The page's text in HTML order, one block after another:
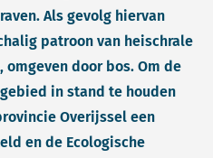
Als gevolg hiervan
patroon van heischrale
door bos. Om de
in stand te houden
Overijssel een
en de Ecologische